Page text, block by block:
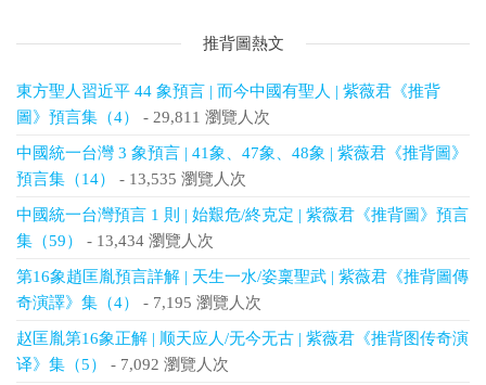
推背圖熱文
東方聖人習近平 44 象預言 | 而今中國有聖人 | 紫薇君《推背
圖》預言集（4）
- 29,811 瀏覽人次
中國統一台灣 3 象預言 | 41象、47象、48象 | 紫薇君《推背圖》
預言集（14）
- 13,535 瀏覽人次
中國統一台灣預言 1 則 | 始艱危/終克定 | 紫薇君《推背圖》預言
集（59）
- 13,434 瀏覽人次
第16象趙匡胤預言詳解 | 天生一水/姿稟聖武 | 紫薇君《推背圖傳
奇演譯》集（4）
- 7,195 瀏覽人次
赵匡胤第16象正解 | 顺天应人/无今无古 | 紫薇君《推背图传奇演
译》集（5）
- 7,092 瀏覽人次